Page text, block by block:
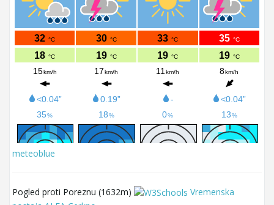
meteoblue
Pogled proti Poreznu (1632m)
Vremenska